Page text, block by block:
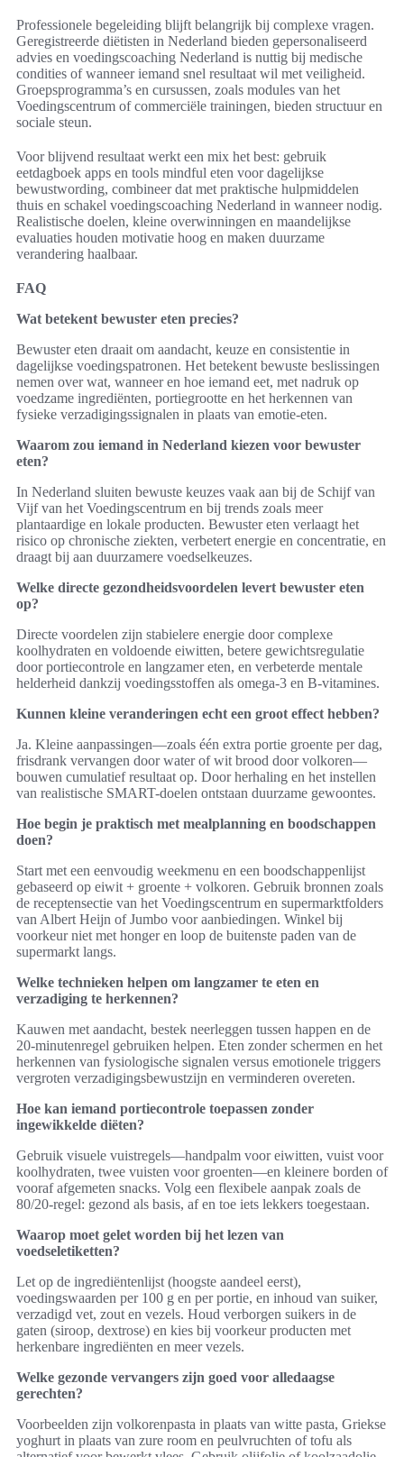
Professionele begeleiding blijft belangrijk bij complexe vragen.
Geregistreerde diëtisten in Nederland bieden gepersonaliseerd
advies en voedingscoaching Nederland is nuttig bij medische
condities of wanneer iemand snel resultaat wil met veiligheid.
Groepsprogramma’s en cursussen, zoals modules van het
Voedingscentrum of commerciële trainingen, bieden structuur en
sociale steun.
Voor blijvend resultaat werkt een mix het best: gebruik
eetdagboek apps en tools mindful eten voor dagelijkse
bewustwording, combineer dat met praktische hulpmiddelen
thuis en schakel voedingscoaching Nederland in wanneer nodig.
Realistische doelen, kleine overwinningen en maandelijkse
evaluaties houden motivatie hoog en maken duurzame
verandering haalbaar.
FAQ
Wat betekent bewuster eten precies?
Bewuster eten draait om aandacht, keuze en consistentie in
dagelijkse voedingspatronen. Het betekent bewuste beslissingen
nemen over wat, wanneer en hoe iemand eet, met nadruk op
voedzame ingrediënten, portiegrootte en het herkennen van
fysieke verzadigingssignalen in plaats van emotie-eten.
Waarom zou iemand in Nederland kiezen voor bewuster
eten?
In Nederland sluiten bewuste keuzes vaak aan bij de Schijf van
Vijf van het Voedingscentrum en bij trends zoals meer
plantaardige en lokale producten. Bewuster eten verlaagt het
risico op chronische ziekten, verbetert energie en concentratie, en
draagt bij aan duurzamere voedselkeuzes.
Welke directe gezondheidsvoordelen levert bewuster eten
op?
Directe voordelen zijn stabielere energie door complexe
koolhydraten en voldoende eiwitten, betere gewichtsregulatie
door portiecontrole en langzamer eten, en verbeterde mentale
helderheid dankzij voedingsstoffen als omega-3 en B‑vitamines.
Kunnen kleine veranderingen echt een groot effect hebben?
Ja. Kleine aanpassingen—zoals één extra portie groente per dag,
frisdrank vervangen door water of wit brood door volkoren—
bouwen cumulatief resultaat op. Door herhaling en het instellen
van realistische SMART-doelen ontstaan duurzame gewoontes.
Hoe begin je praktisch met mealplanning en boodschappen
doen?
Start met een eenvoudig weekmenu en een boodschappenlijst
gebaseerd op eiwit + groente + volkoren. Gebruik bronnen zoals
de receptensectie van het Voedingscentrum en supermarktfolders
van Albert Heijn of Jumbo voor aanbiedingen. Winkel bij
voorkeur niet met honger en loop de buitenste paden van de
supermarkt langs.
Welke technieken helpen om langzamer te eten en
verzadiging te herkennen?
Kauwen met aandacht, bestek neerleggen tussen happen en de
20-minutenregel gebruiken helpen. Eten zonder schermen en het
herkennen van fysiologische signalen versus emotionele triggers
vergroten verzadigingsbewustzijn en verminderen overeten.
Hoe kan iemand portiecontrole toepassen zonder
ingewikkelde diëten?
Gebruik visuele vuistregels—handpalm voor eiwitten, vuist voor
koolhydraten, twee vuisten voor groenten—en kleinere borden of
vooraf afgemeten snacks. Volg een flexibele aanpak zoals de
80/20-regel: gezond als basis, af en toe iets lekkers toegestaan.
Waarop moet gelet worden bij het lezen van
voedseletiketten?
Let op de ingrediëntenlijst (hoogste aandeel eerst),
voedingswaarden per 100 g en per portie, en inhoud van suiker,
verzadigd vet, zout en vezels. Houd verborgen suikers in de
gaten (siroop, dextrose) en kies bij voorkeur producten met
herkenbare ingrediënten en meer vezels.
Welke gezonde vervangers zijn goed voor alledaagse
gerechten?
Voorbeelden zijn volkorenpasta in plaats van witte pasta, Griekse
yoghurt in plaats van zure room en peulvruchten of tofu als